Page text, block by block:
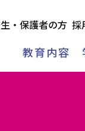
・保護者の方 採
教育内容